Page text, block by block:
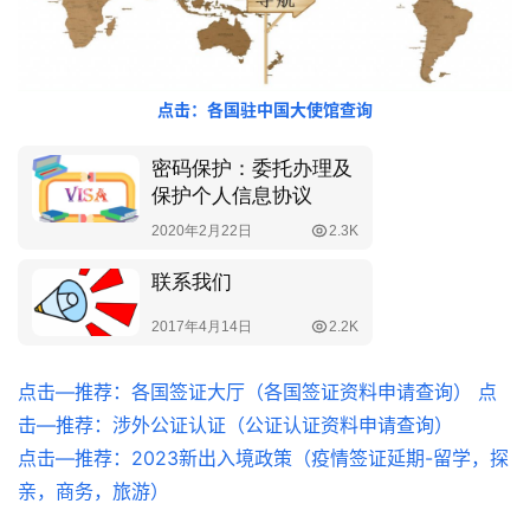
点击：各国驻中国大使馆查询
点击—推荐：各国签证大厅（各国签证资料申请查询）
点
击—推荐：涉外公证认证（公证认证资料申请查询）
点击—推荐：2023新出入境政策（疫情签证延期-留学，探
亲，商务，旅游）